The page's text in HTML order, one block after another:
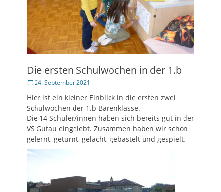
Die ersten Schulwochen in der 1.b
Veröffentlicht
24. September 2021
Hier ist ein kleiner Einblick in die ersten zwei
Schulwochen der 1.b Bärenklasse.
Die 14 Schüler/innen haben sich bereits gut in der
VS Gutau eingelebt. Zusammen haben wir schon
gelernt, geturnt, gelacht, gebastelt und gespielt.